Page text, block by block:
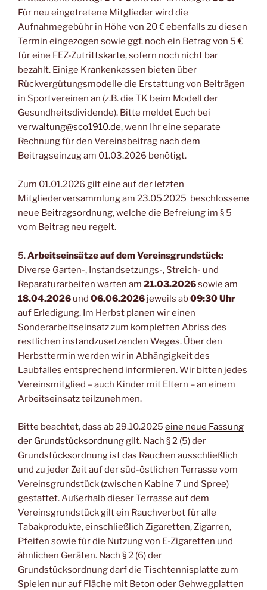
Für neu eingetretene Mitglieder wird die
Aufnahmegebühr in Höhe von 20 € ebenfalls zu diesen
Termin eingezogen sowie ggf. noch ein Betrag von 5 €
für eine FEZ-Zutrittskarte, sofern noch nicht bar
bezahlt. Einige Krankenkassen bieten über
Rückvergütungsmodelle die Erstattung von Beiträgen
in Sportvereinen an (z.B. die TK beim Modell der
Gesundheitsdividende). Bitte meldet Euch bei
verwaltung@sco1910.de, wenn Ihr eine separate
Rechnung für den Vereinsbeitrag nach dem
Beitragseinzug am 01.03.2026 benötigt.
Zum 01.01.2026 gilt eine auf der letzten
Mitgliederversammlung am 23.05.2025 beschlossene
neue Beitragsordnung, welche die Befreiung im § 5
vom Beitrag neu regelt.
5.Arbeitseinsätze auf dem Vereinsgrundstück:
Diverse Garten-, Instandsetzungs-, Streich- und
Reparaturarbeiten warten am 21.03.2026sowie am
18.04.2026 und 06.06.2026 jeweils ab09:30 Uhr
auf Erledigung. Im Herbst planen wir einen
Sonderarbeitseinsatz zum kompletten Abriss des
restlichen instandzusetzenden Weges. Über den
Herbsttermin werden wir in Abhängigkeit des
Laubfalles entsprechend informieren. Wir bitten jedes
Vereinsmitglied – auch Kinder mit Eltern – an einem
Arbeitseinsatz teilzunehmen.
Bitte beachtet, dass ab 29.10.2025 eine neue Fassung
der Grundstücksordnunggilt. Nach § 2 (5) der
Grundstücksordnung ist das Rauchen ausschließlich
und zu jeder Zeit auf der süd-östlichen Terrasse vom
Vereinsgrundstück (zwischen Kabine 7 und Spree)
gestattet. Außerhalb dieser Terrasse auf dem
Vereinsgrundstück gilt ein Rauchverbot für alle
Tabakprodukte, einschließlich Zigaretten, Zigarren,
Pfeifen sowie für die Nutzung von E-Zigaretten und
ähnlichen Geräten. Nach § 2 (6) der
Grundstücksordnung darf die Tischtennisplatte zum
Spielen nur auf Fläche mit Beton oder Gehwegplatten